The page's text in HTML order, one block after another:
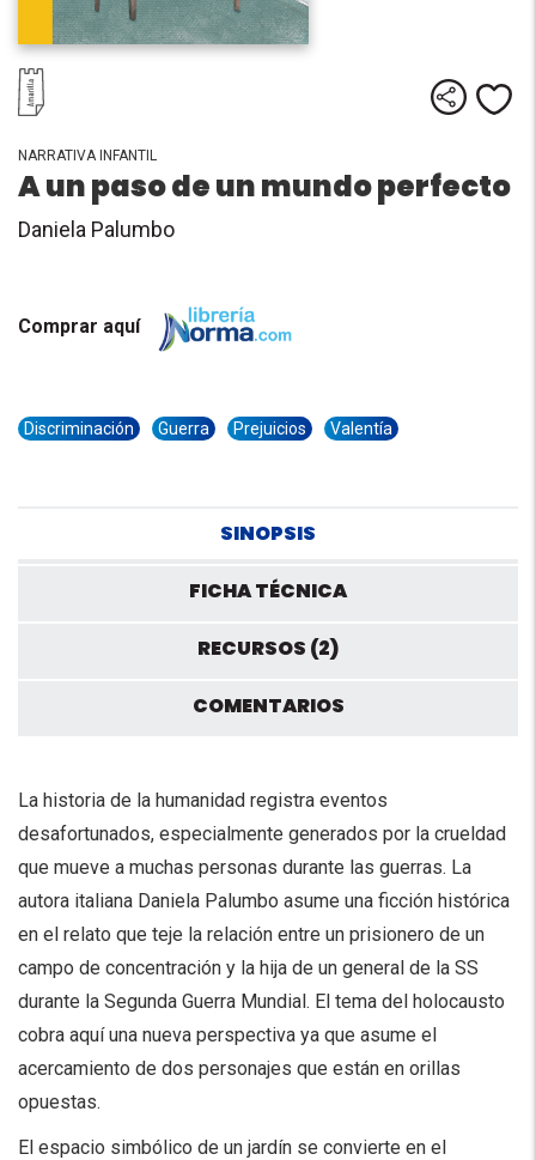
NARRATIVA INFANTIL
A un paso de un mundo perfecto
Daniela Palumbo
Comprar aquí
Discriminación Guerra Prejuicios Valentía
SINOPSIS
FICHA TÉCNICA
RECURSOS (2)
COMENTARIOS
La historia de la humanidad registra eventos
desafortunados, especialmente generados por la crueldad
que mueve a muchas personas durante las guerras. La
autora italiana Daniela Palumbo asume una ficción histórica
en el relato que teje la relación entre un prisionero de un
campo de concentración y la hija de un general de la SS
durante la Segunda Guerra Mundial. El tema del holocausto
cobra aquí una nueva perspectiva ya que asume el
acercamiento de dos personajes que están en orillas
opuestas.
El espacio simbólico de un jardín se convierte en el